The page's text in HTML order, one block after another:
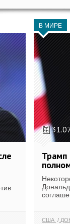
В МИРЕ
Трамп
США